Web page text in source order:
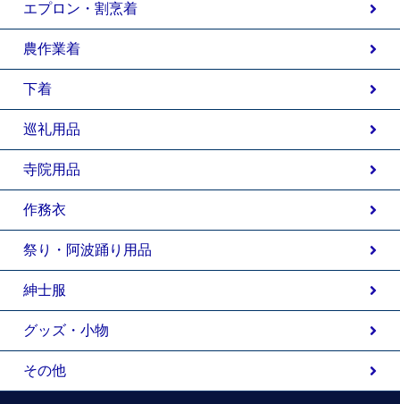
エプロン・割烹着
農作業着
下着
巡礼用品
寺院用品
作務衣
祭り・阿波踊り用品
紳士服
グッズ・小物
その他